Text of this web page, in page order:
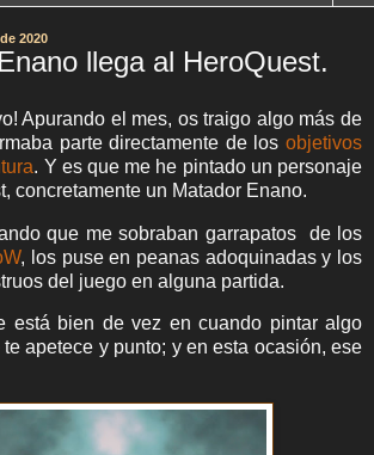
2020
llega al HeroQuest.
Apurando el mes, os traigo algo más de
parte directamente de los objetivos
. Y es que me he pintado un personaje
concretamente un Matador Enano.
que me sobraban garrapatos de los
, los puse en peanas adoquinadas y los
del juego en alguna partida.
está bien de vez en cuando pintar algo
apetece y punto; y en esta ocasión, ese